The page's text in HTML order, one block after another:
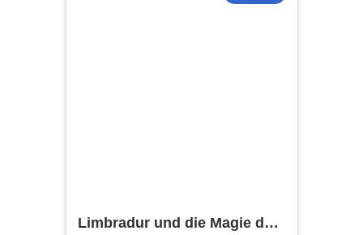
Limbradur und die Magie der